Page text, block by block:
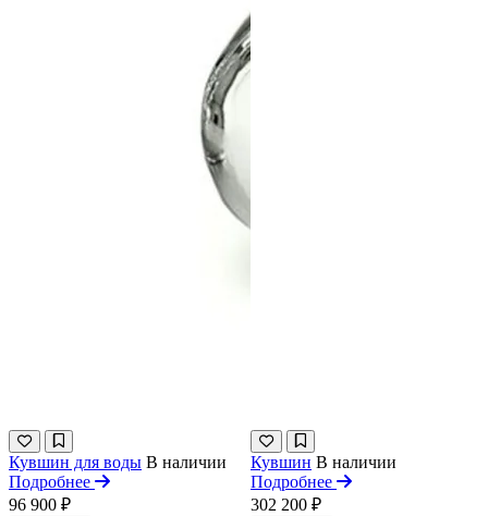
Кувшин для воды В наличии
Подробнее
96 900 ₽
Кувшин В наличии
Подробнее
302 200 ₽